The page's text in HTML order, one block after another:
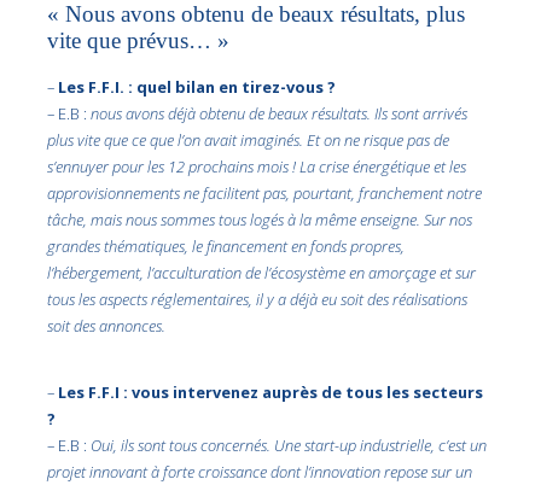
« Nous avons obtenu de beaux résultats, plus
vite que prévus… »
– Les F.F.I. : quel bilan en tirez-vous ?
– E.B :nous avons déjà obtenu de beaux résultats. Ils sont arrivés
plus vite que ce que l’on avait imaginés. Et on ne risque pas de
s’ennuyer pour les 12 prochains mois ! La crise énergétique et les
approvisionnements ne facilitent pas, pourtant, franchement notre
tâche, mais nous sommes tous logés à la même enseigne. Sur nos
grandes thématiques, le financement en fonds propres,
l’hébergement, l’acculturation de l’écosystème en amorçage et sur
tous les aspects réglementaires, il y a déjà eu soit des réalisations
soit des annonces.
– Les F.F.I : vous intervenez auprès de tous les secteurs
?
– E.B : Oui, ils sont tous concernés. Une start-up industrielle, c’est un
projet innovant à forte croissance dont l’innovation repose sur un